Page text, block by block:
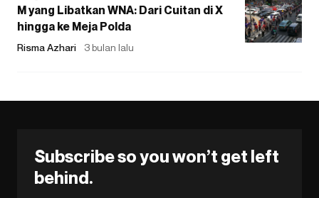
M yang Libatkan WNA: Dari Cuitan di X
hingga ke Meja Polda
Risma Azhari 3 bulan lalu
Subscribe so you won’t get left
behind.